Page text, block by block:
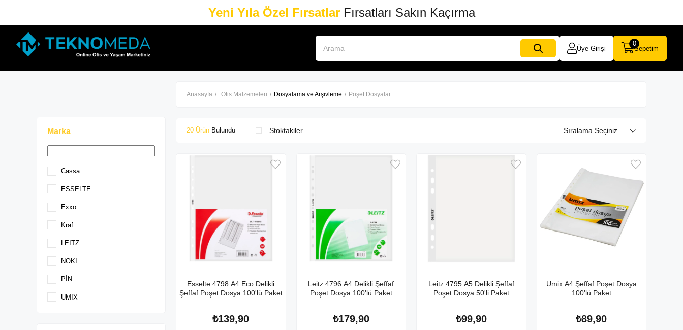
Yeni Yıla Özel FırsatlarFırsatları Sakın Kaçırma
Üye Girişi Sepetim
0
Marka
Cassa
ESSELTE
Exxo
Kraf
LEITZ
NOKI
PİN
UMIX
Anasayfa Ofis Malzemeleri Dosyalama ve Arşivleme Poşet Dosyalar
Stoktakiler
20 Ürün
Esselte 4798 A4 Eco Delikli
Şeffaf Poşet Dosya 100'lü Paket
₺139,90
Leitz 4796 A4 Delikli Şeffaf
Poşet Dosya 100'lü Paket
₺179,90
Leitz 4795 A5 Delikli Şeffaf
Poşet Dosya 50'li Paket
₺99,90
Umix A4 Şeffaf Poşet Dosya
100'lü Paket
₺89,90